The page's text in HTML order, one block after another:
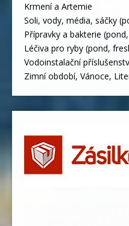
Krmení a Artemie
Soli, vody, média, sáčky
Přípravky a bakterie
Léčiva pro ryby (pond,
Vodoinstalační
Zimní období, Vánoce,